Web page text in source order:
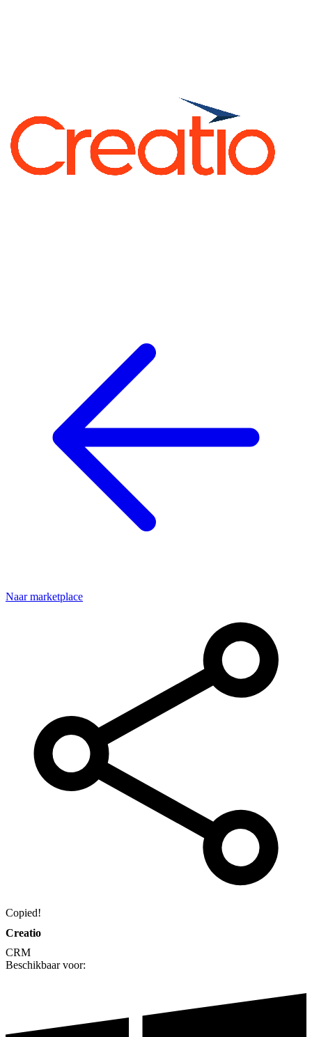
Naar marketplace
Copied!
Creatio
CRM
Beschikbaar voor: